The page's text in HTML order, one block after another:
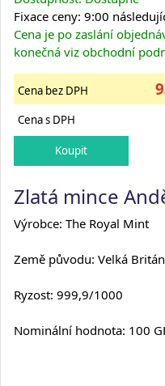
Fixace ceny: 9:00
Cena je po zaslání
konečná viz obchodní
Cena bez DPH
Cena s DPH
Zlatá mince
Výrobce: The Royal Mint
Země původu: Velká
Ryzost: 999,9/1000
Nominální hodnota: 100